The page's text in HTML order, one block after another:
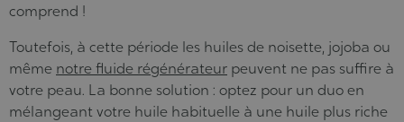
comprend !
Toutefois, à cette période les huiles de noisette, jojoba ou
même notre fluide régénérateur peuvent ne pas suffire à
votre peau. La bonne solution : optez pour un duo en
mélangeant votre huile habituelle à une huile plus riche